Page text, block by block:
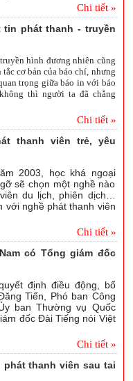
Chi tiết »
tin phát thanh - truyền
hình đương nhiên cũng
cơ bản của báo chí, nhưng
trọng giữa báo in với báo
thì người ta đã chẳng
Chi tiết »
thanh viên trẻ, yêu
2003, học khá ngoại
sẽ chọn một nghề nào
du lịch, phiên dịch…
với nghề phát thanh viên
Chi tiết »
có Tổng giám đốc
định điều động, bổ
Tiến, Phó ban Công
ban Thường vụ Quốc
đốc Đài Tiếng nói Việt
Chi tiết »
phát thanh viên sau tai